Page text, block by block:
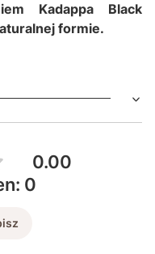
Kadappa Black
formie.
0.00
0